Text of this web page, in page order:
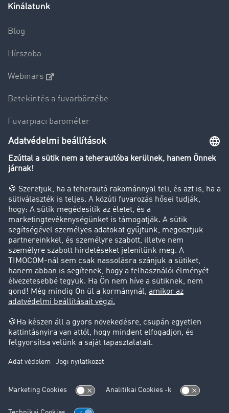
Kínálatunk
Blog
Hírszoba
Webinars
Betekintés a fuvarbörzébe
Fuvarpiaci barométer
Transzportlexikon
Tehergépkocsi-forgalomkorlátozás
Cég
Sikertörténetek
Ügyfél hoz ügyfelet
Jogi információk
Impresszum
Adatvédelem
süti-beállítások
Támogatás